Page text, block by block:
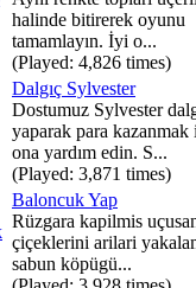
halinde bitirerek oyunu
tamamlayın. İyi o...
(Played: 4,826 times)
Dalgıç Sylvester
Dostumuz Sylvester
yaparak para kazanmak
ona yardım edin. S...
(Played: 3,871 times)
Baloncuk Yap
Rüzgara kapilmis
çiçeklerini arilari
sabun köpügü...